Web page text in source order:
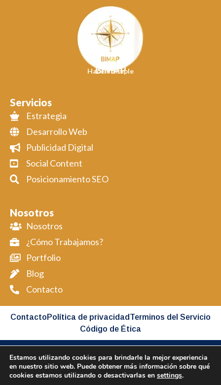
BIMAP
Hacelo Simple
Servicios
Estrategia
Desarrollo Web
Publicidad Digital
Social Content
Posicionamiento SEO
Nosotros
Nosotros
¿Cómo Trabajamos?
Portfolio
Blog
Contacto
Contacto Política de privacidad Terminos del Servicio
Código de Ética
Copyright BIMAP © 2026 All Rights Reserved
Estamos utilizando cookies para brindarle la mejor experiencia
en nuestro sitio web. Puede obtener más información sobre qué
cookies estamos utilizando o desactivarlas en settings.